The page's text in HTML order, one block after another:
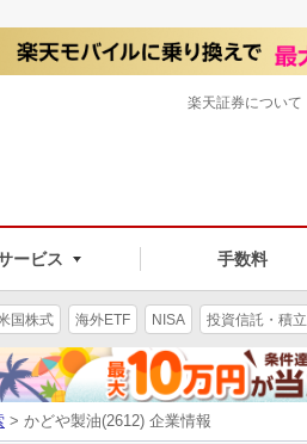
ービス 手数料
楽天証券について
国株式 海外ETF NISA 投資信託・積立
> かどや製油(2612) 企業情報